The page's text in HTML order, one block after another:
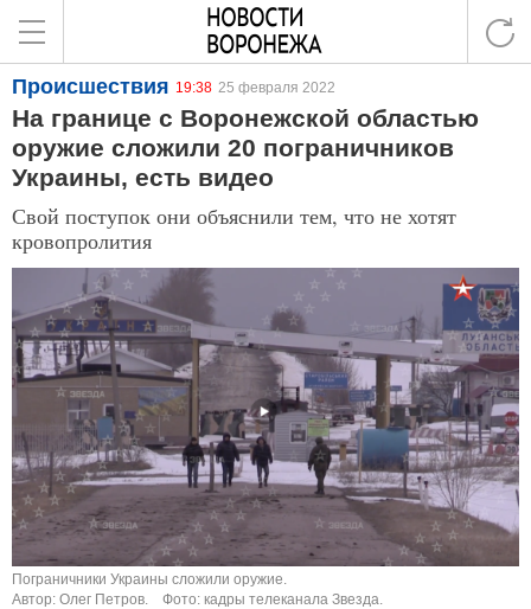
Происшествия 19:38 25 февраля 2022
На границе с Воронежской областью
оружие сложили 20 пограничников
Украины, есть видео
Свой поступок они объяснили тем, что не хотят
кровопролития
Пограничники Украины сложили оружие.
Автор: Олег Петров.
Фото: кадры телеканала Звезда.